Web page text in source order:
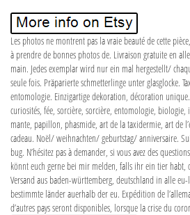
Les photos ne montrent pas la vraie beauté de cette
à prendre de bonnes photos de. Livraison gratuite en
main. Jedes exemplar wird nur ein mal hergestellt/
seule fois. Präparierte schmetterlinge unter glasglocke.
entomologie. Einzigartige dekoration, décoration
curiosités, fée, sorcière, sorcière, entomologie, biologie,
mante, papillon, phasmide, art de la taxidermie, art de
cadeau. Noël/ weihnachten/ geburtstag/ anniversaire.
bug. N’hésitez pas à demander, si vous avez des
könnt euch gerne bei mir melden, falls ihr ein tier habt,
Versand aus baden-württemberg, deutschland in alle
bestimmte länder auerhalb der eu. Expédition de
d’autres pays seront disponibles, lorsque la crise du